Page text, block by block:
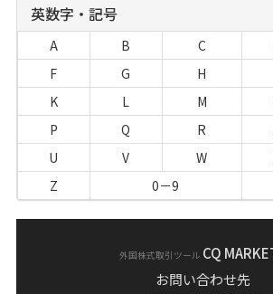
英数字・記号
A B C
F
G H
K
L M
P
Q R
U
V W
Z
0－9
外国株式取引ツール CQ
お問い合わせ先